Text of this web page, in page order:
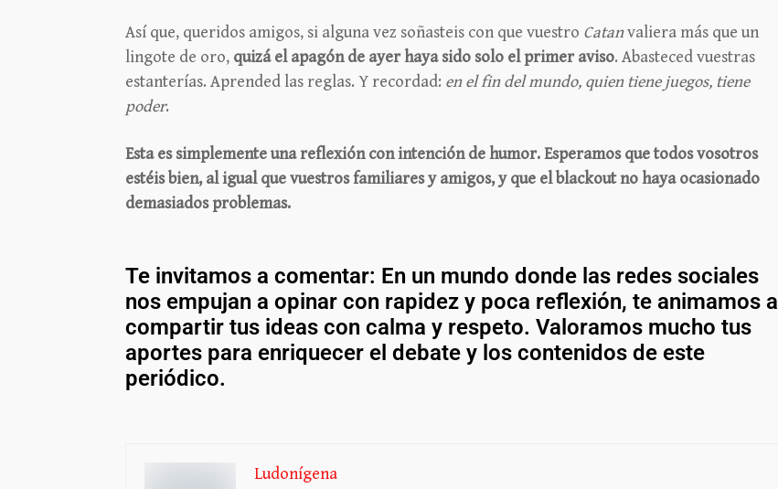
Así que, queridos amigos, si alguna vez soñasteis con que vuestro Catanvaliera más que un
lingote de oro, quizá el apagón de ayer haya sido solo el primer aviso. Abasteced vuestras
estanterías. Aprended las reglas. Y recordad: en el fin del mundo, quien tiene juegos, tiene
poder.
Esta es simplemente una reflexión con intención de humor. Esperamos que todos vosotros
estéis bien, al igual que vuestros familiares y amigos, y que el blackout no haya ocasionado
demasiados problemas.
Te invitamos a comentar: En un mundo donde las redes sociales
nos empujan a opinar con rapidez y poca reflexión, te animamos a
compartir tus ideas con calma y respeto. Valoramos mucho tus
aportes para enriquecer el debate y los contenidos de este
periódico.
Ludonígena